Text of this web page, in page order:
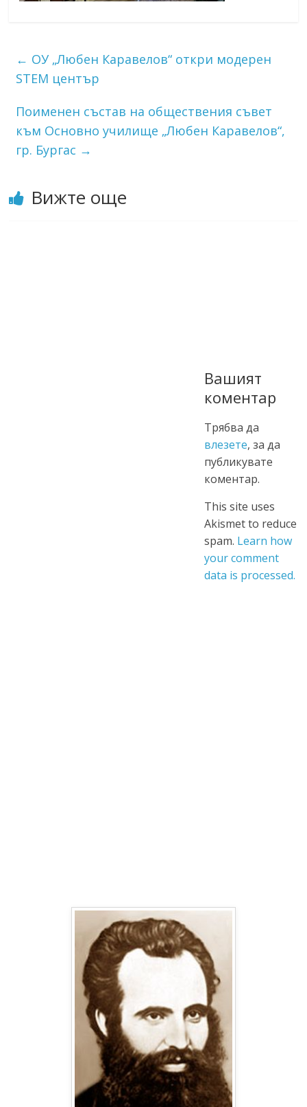
← ОУ „Любен Каравелов“ откри модерен
STEM център
Поименен състав на обществения съвет
към Основно училище „Любен Каравелов“,
гр. Бургас →
Вижте още
Вашият
коментар
Трябва да
влезете, за да
публикувате
коментар.
This site uses
Akismet to reduce
spam. Learn how
your comment
data is processed.